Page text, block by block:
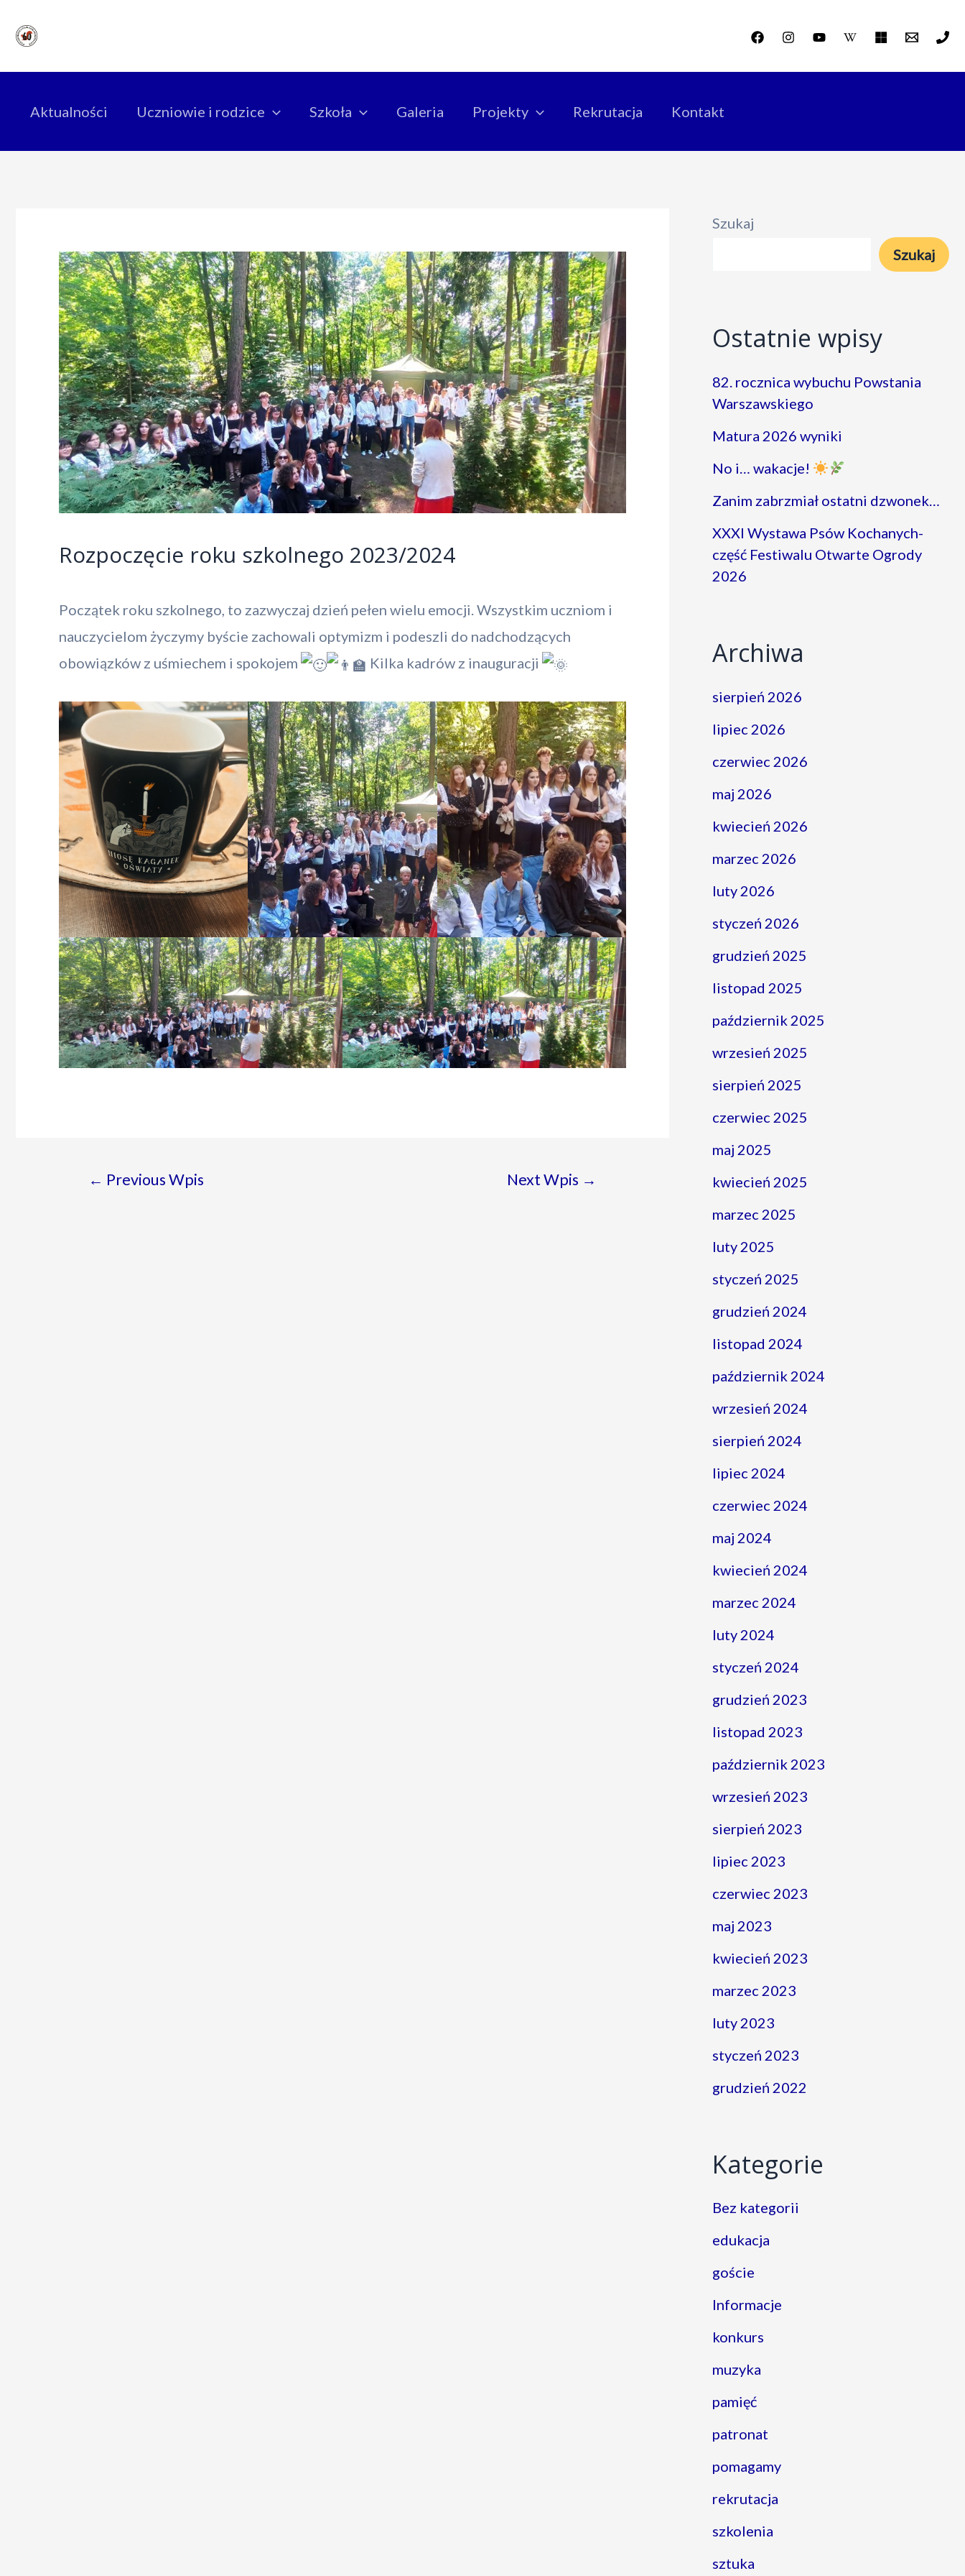
Aktualności Uczniowie i rodzice Szkoła Galeria Projekty Rekrutacja Kontakt
Rozpoczęcie roku szkolnego 2023/2024
Początek roku szkolnego, to zazwyczaj dzień pełen wielu emocji. Wszystkim uczniom i
nauczycielom życzymy byście zachowali optymizm i podeszli do nadchodzących
obowiązków z uśmiechem i spokojem
Kilka kadrów z inauguracji
Nawigacja
← Previous Wpis Next Wpis →
Szukaj
Szukaj
Ostatnie wpisy
82. rocznica wybuchu Powstania
Warszawskiego
Matura 2026 wyniki
No i… wakacje!
Zanim zabrzmiał ostatni dzwonek…
XXXI Wystawa Psów Kochanych-
część Festiwalu Otwarte Ogrody
2026
Archiwa
sierpień 2026
lipiec 2026
czerwiec 2026
maj 2026
kwiecień 2026
marzec 2026
luty 2026
styczeń 2026
grudzień 2025
listopad 2025
październik 2025
wrzesień 2025
sierpień 2025
czerwiec 2025
maj 2025
kwiecień 2025
marzec 2025
luty 2025
styczeń 2025
grudzień 2024
listopad 2024
październik 2024
wrzesień 2024
sierpień 2024
lipiec 2024
czerwiec 2024
maj 2024
kwiecień 2024
marzec 2024
luty 2024
styczeń 2024
grudzień 2023
listopad 2023
październik 2023
wrzesień 2023
sierpień 2023
lipiec 2023
czerwiec 2023
maj 2023
kwiecień 2023
marzec 2023
luty 2023
styczeń 2023
grudzień 2022
Kategorie
Bez kategorii
edukacja
goście
Informacje
konkurs
muzyka
pamięć
patronat
pomagamy
rekrutacja
szkolenia
sztuka